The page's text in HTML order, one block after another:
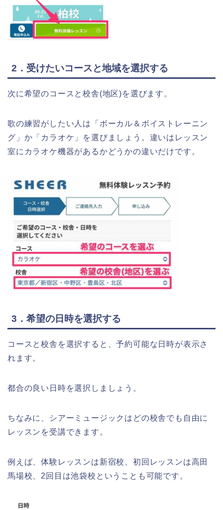
2．受けたいコースと地域を選択する
次に希望のコースと校舎(地区)を選びます。
歌の練習がしたい人は「ボーカル＆ボイストレーニン
グ」か「カラオケ」を選びましょう。違いはレッスン
室にカラオケ機器があるかどうかの違いだけです。
3．希望の日時を選択する
コースと校舎を選択すると、予約可能な日時が表示さ
れます。
都合の良い日時を選択しましょう。
ちなみに、シアーミュージックはどの校舎でも自由に
レッスンを受講できます。
例えば、体験レッスンは新宿校、初回レッスンは高田
馬場校、2回目は池袋校ということも可能です。